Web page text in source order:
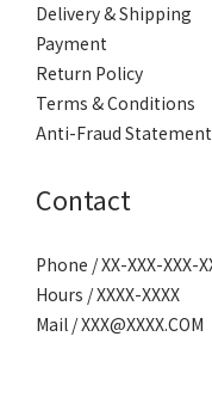
Delivery & Shipping
Payment
Return Policy
Terms & Conditions
Anti-Fraud Statement
Contact
Phone / XX-XXX-XXX-
Hours / XXXX-XXXX
Mail / XXX@XXXX.COM